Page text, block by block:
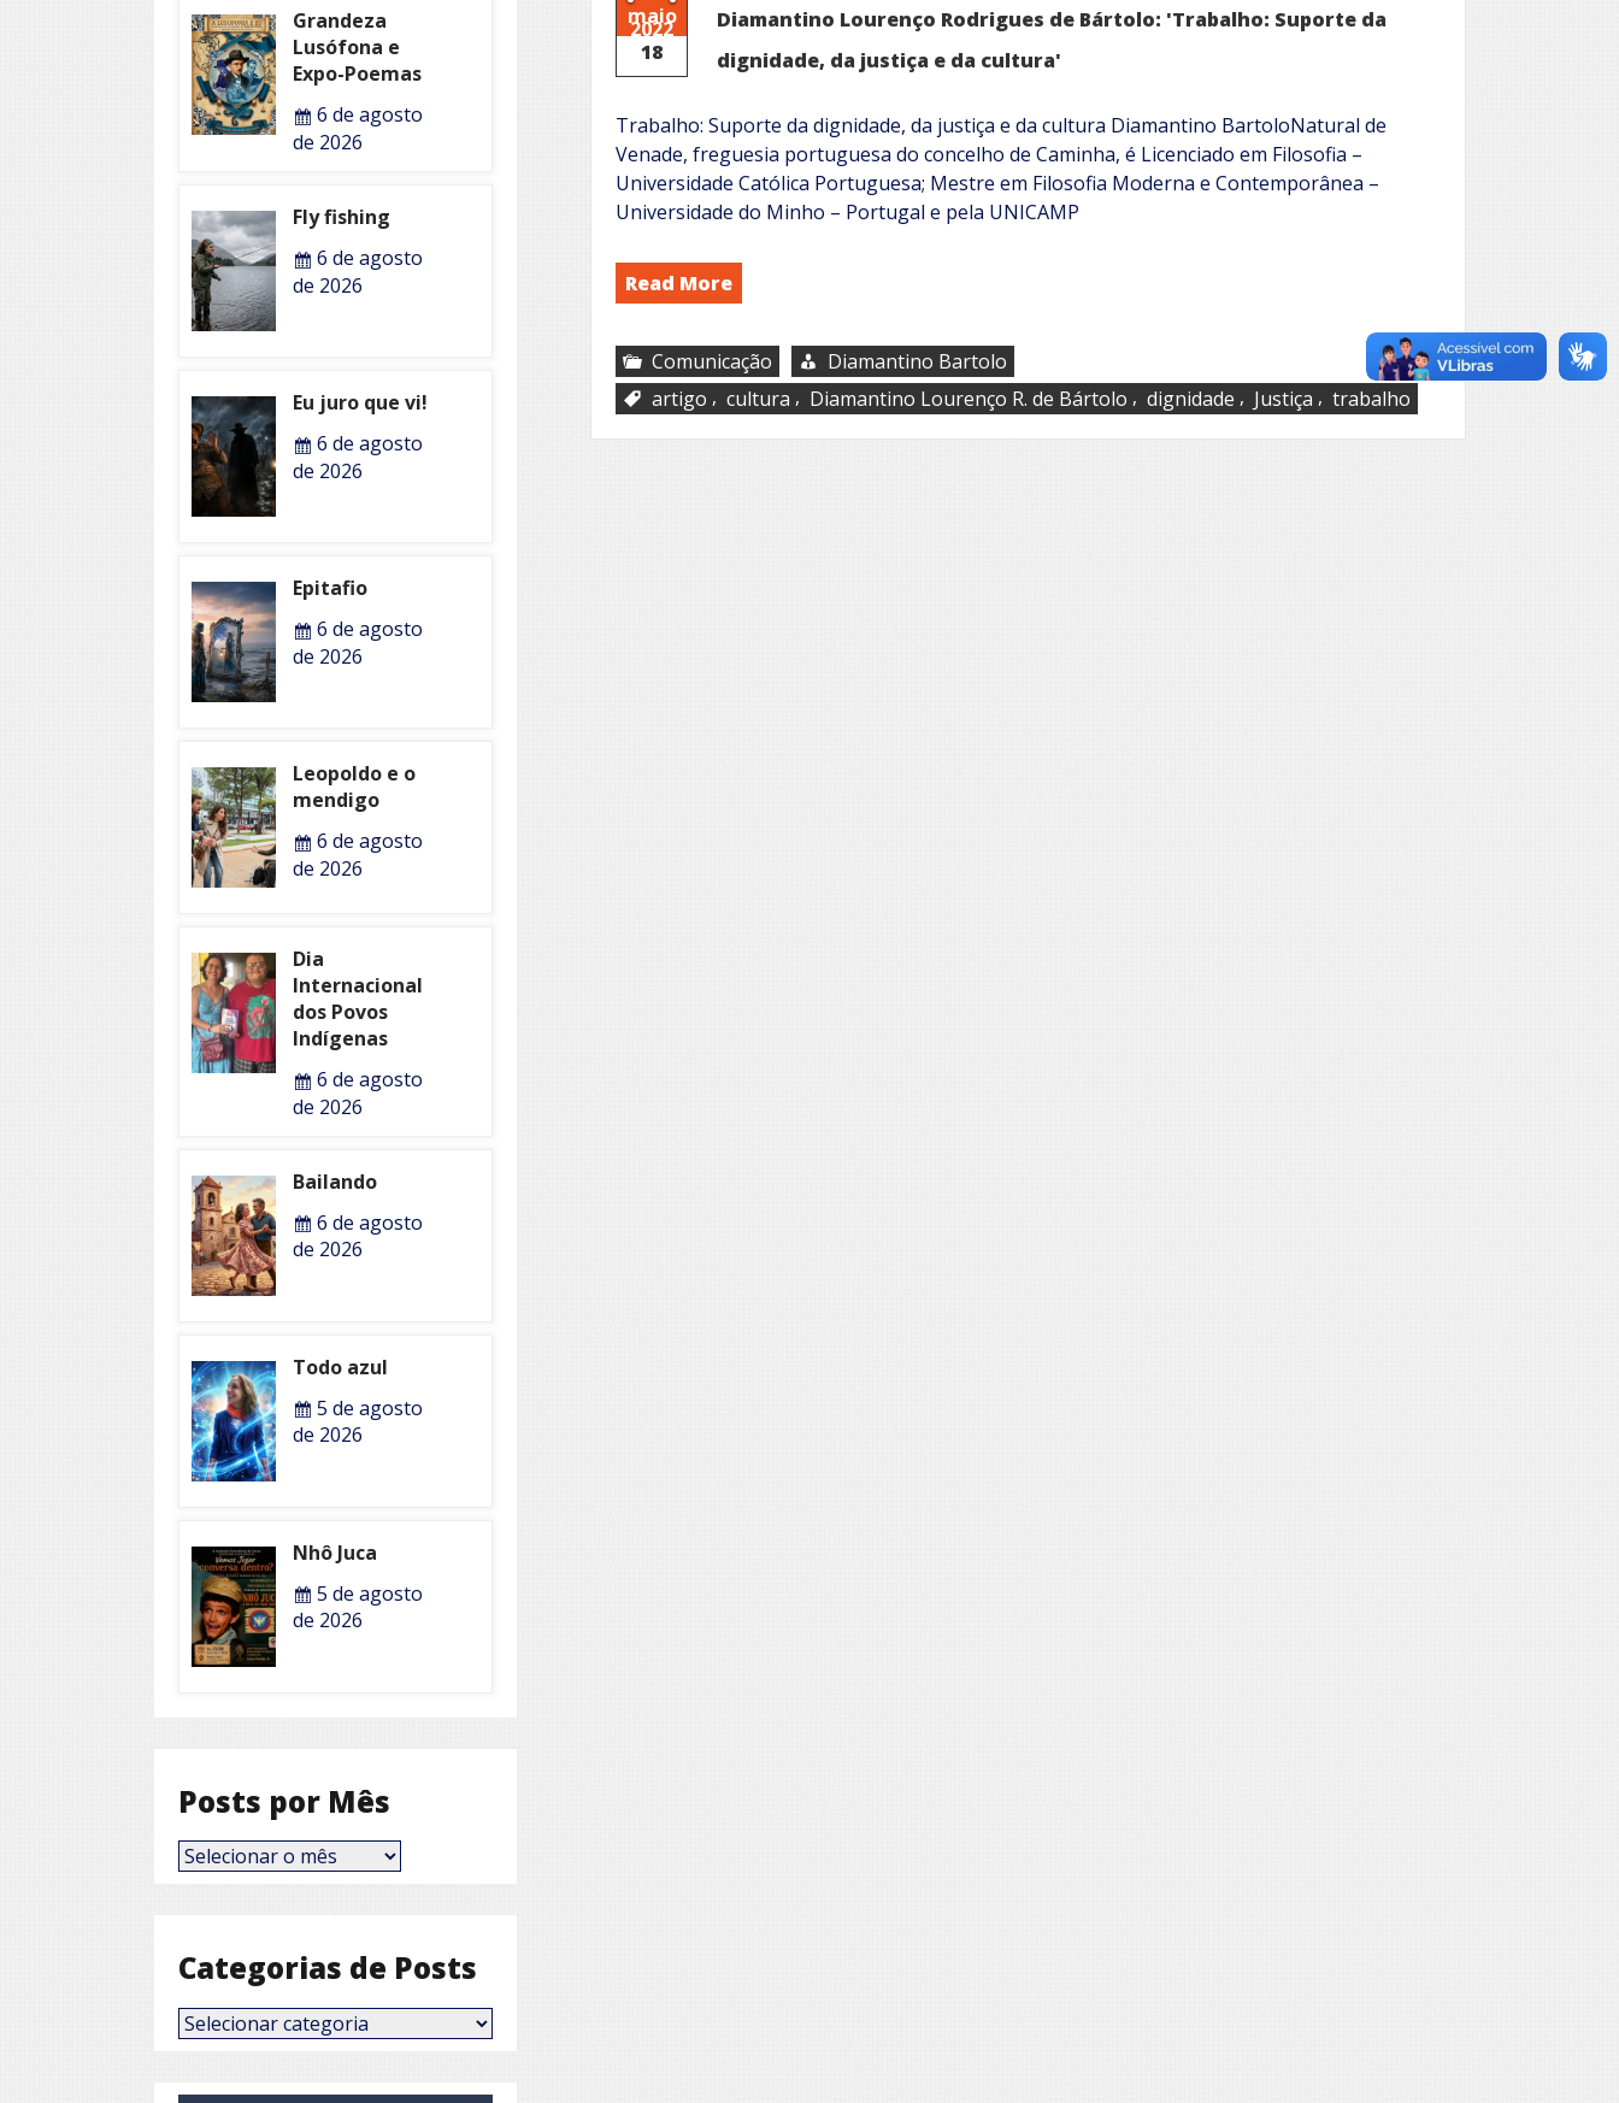
maio
2022
18
Diamantino Lourenço Rodrigues de Bártolo: 'Trabalho: Suporte da
dignidade, da justiça e da cultura'
Trabalho: Suporte da dignidade, da justiça e da cultura Diamantino BartoloNatural de
Venade, freguesia portuguesa do concelho de Caminha, é Licenciado em Filosofia –
Universidade Católica Portuguesa; Mestre em Filosofia Moderna e Contemporânea –
Universidade do Minho – Portugal e pela UNICAMP
Read More
Comunicação
Diamantino Bartolo
artigo , cultura , Diamantino Lourenço R. de Bártolo , dignidade , Justiça , trabalho
Grandeza
Lusófona e
Expo-Poemas
6 de agosto
de 2026
Fly fishing
6 de agosto
de 2026
Eu juro que vi!
6 de agosto
de 2026
Epitafio
6 de agosto
de 2026
Leopoldo e o
mendigo
6 de agosto
de 2026
Dia
Internacional
dos Povos
Indígenas
6 de agosto
de 2026
Bailando
6 de agosto
de 2026
Todo azul
5 de agosto
de 2026
Nhô Juca
5 de agosto
de 2026
Posts por Mês
Posts
por
Categorias de Posts
Categorias
de